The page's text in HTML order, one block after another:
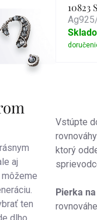
aj
ten
dlho
10823
Vstúpte
ktorý
Pierka